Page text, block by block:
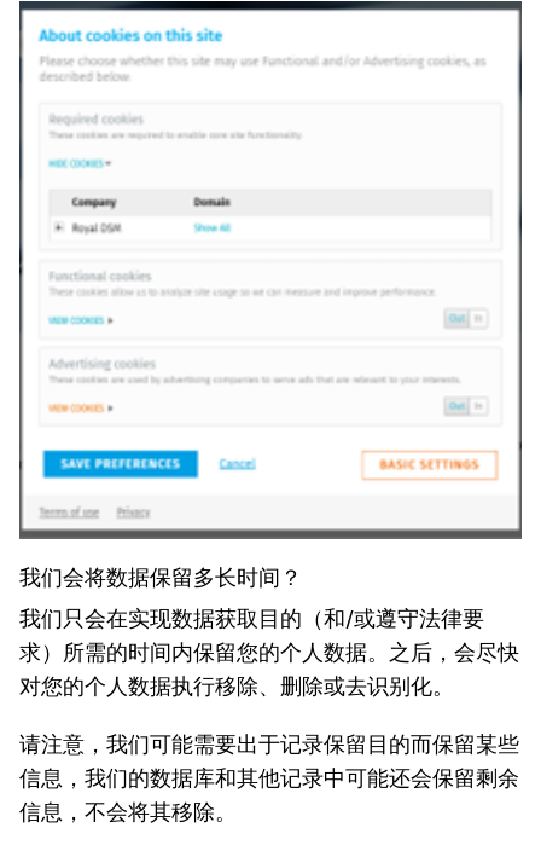
我们会将数据保留多长时间？
我们只会在实现数据获取目的（和/或遵守法律要
求）所需的时间内保留您的个人数据。之后，会尽快
对您的个人数据执行移除、删除或去识别化。
请注意，我们可能需要出于记录保留目的而保留某些
信息，我们的数据库和其他记录中可能还会保留剩余
信息，不会将其移除。